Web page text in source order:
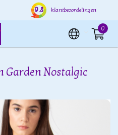
Versand innerhalb von 24
9.8 klantbeoordelingen
0
Garden Nostalgic